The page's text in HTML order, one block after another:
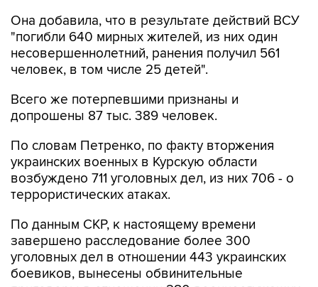
Она добавила, что в результате действий ВСУ
"погибли 640 мирных жителей, из них один
несовершеннолетний, ранения получил 561
человек, в том числе 25 детей".
Всего же потерпевшими признаны и
допрошены 87 тыс. 389 человек.
По словам Петренко, по факту вторжения
украинских военных в Курскую области
возбуждено 711 уголовных дел, из них 706 - о
террористических атаках.
По данным СКР, к настоящему времени
завершено расследование более 300
уголовных дел в отношении 443 украинских
боевиков, вынесены обвинительные